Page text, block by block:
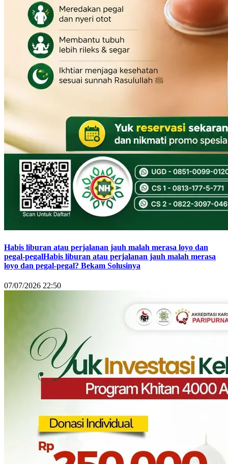
Habis liburan atau perjalanan jauh malah merasa loyo dan
pegal-pegalHabis liburan atau perjalanan jauh malah merasa
loyo dan pegal-pegal? Bekam Solusinya
07/07/2026 22:50